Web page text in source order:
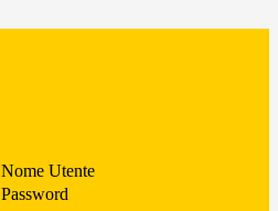
Nome Utente
Password